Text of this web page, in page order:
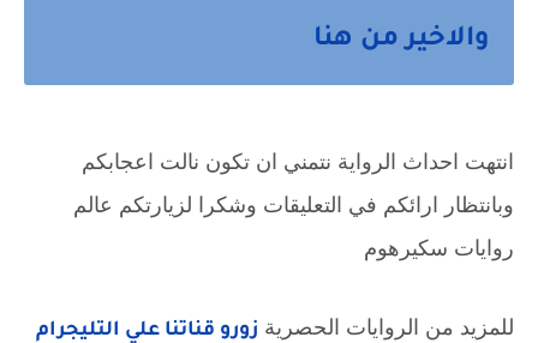
والاخير من هنا
روايات سكيرهوم
للمزيد من الروايات الحصرية